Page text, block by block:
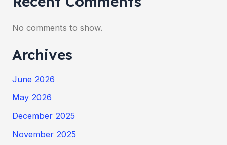
No comments to show.
Archives
June 2026
May 2026
December 2025
November 2025